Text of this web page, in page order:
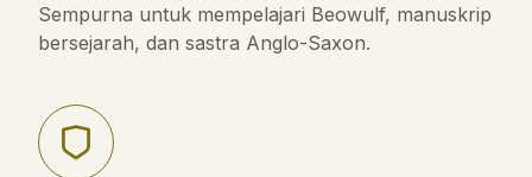
Sempurna untuk mempelajari Beowulf, manuskrip
bersejarah, dan sastra Anglo-Saxon.